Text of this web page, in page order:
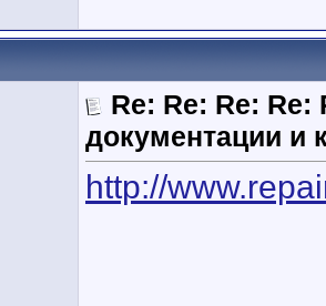
Re: Re: Re:
документации и
http://